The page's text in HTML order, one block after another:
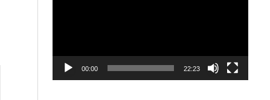
00:00 22:23